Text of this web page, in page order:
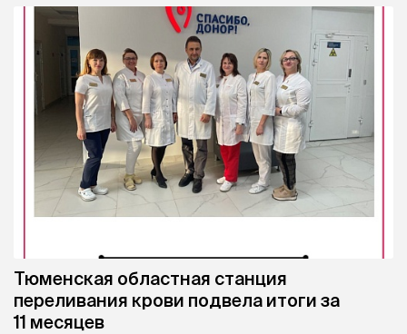
Тюменская областная станция
переливания крови подвела итоги за
11 месяцев